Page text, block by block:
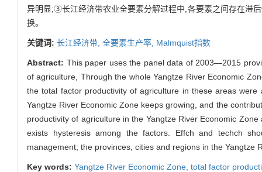
异明显;③长江经济带农业全要素分解过程中,各要素之间存在滞
换。
关键词: 长江经济带, 全要素生产率, Malmquist指数
Abstract: This paper uses the panel data of 2003—2015
of agriculture, Through the whole Yangtze River Economic
the total factor productivity of agriculture in these areas
Yangtze River Economic Zone keeps growing, and the
productivity of agriculture in the Yangtze River Economic
exists hysteresis among the factors. Effch and techch
management; the provinces, cities and regions in the
Key words: Yangtze River Economic Zone, total factor